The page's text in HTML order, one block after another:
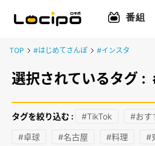
番組
TOP #はじめてさんぽ #インスタ
選択されているタグ :
タグを絞り込む : #TikTok #おす
#卓球 #名古屋 #料理 #